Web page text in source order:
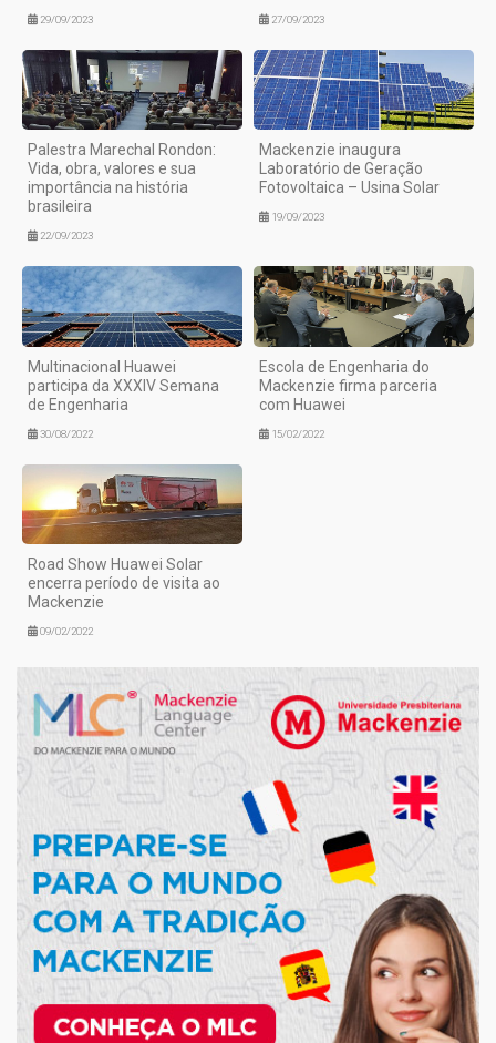
29/09/2023 27/09/2023
Palestra Marechal Rondon:
Vida, obra, valores e sua
importância na história
brasileira
22/09/2023
Mackenzie inaugura
Laboratório de Geração
Fotovoltaica – Usina Solar
19/09/2023
Multinacional Huawei
participa da XXXIV Semana
de Engenharia
30/08/2022
Escola de Engenharia do
Mackenzie firma parceria
com Huawei
15/02/2022
Road Show Huawei Solar
encerra período de visita ao
Mackenzie
09/02/2022